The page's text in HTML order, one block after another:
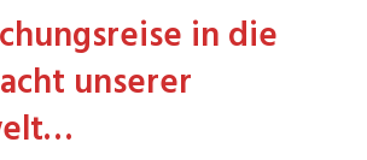
in die
unserer